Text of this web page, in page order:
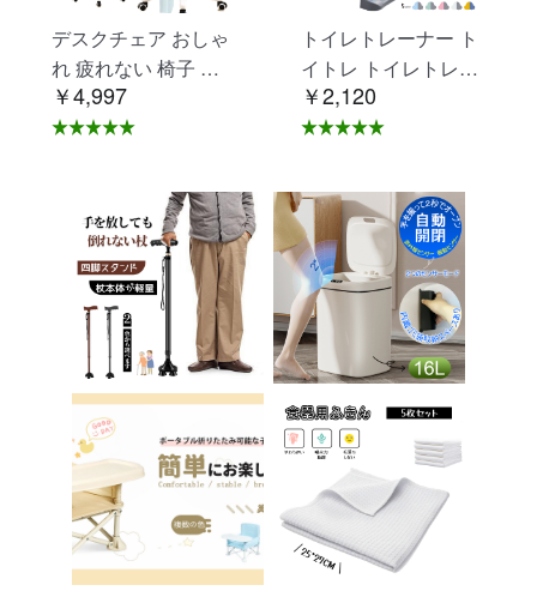
デスクチェア おしゃ
れ 疲れない 椅子 白
ホワイト デスクチェ
ア 疲れにくい 学習椅
学習チェア オフィス
チェア パソコンチェ
ア ベロア調 インテリ
ア 椅子 イス 在宅ワ
ーク アシェル ブリリ
アント C-56
￥4,997
トイレトレーナー ト
イトレ トイレトレー
ニング トイレ 練習
折りたたみ おまる 補
供用 便座 トイレ補助
踏み台 男の子 女の子
子供 子ども トイトレ
送料無料 ステップ ス
テップ台 トイレ D-2
8
￥2,120